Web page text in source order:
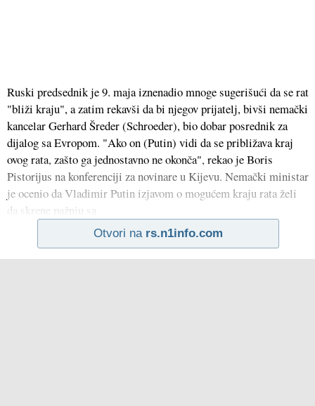
Ruski predsednik je 9. maja iznenadio mnoge sugerišući da se rat
"bliži kraju", a zatim rekavši da bi njegov prijatelj, bivši nemački
kancelar Gerhard Šreder (Schroeder), bio dobar posrednik za
dijalog sa Evropom. "Ako on (Putin) vidi da se približava kraj
ovog rata, zašto ga jednostavno ne okonča", rekao je Boris
Pistorijus na konferenciji za novinare u Kijevu. Nemački ministar
je ocenio da Vladimir Putin izjavom o mogućem kraju rata želi
da skrene pažnju sa
Otvori na rs.n1info.com